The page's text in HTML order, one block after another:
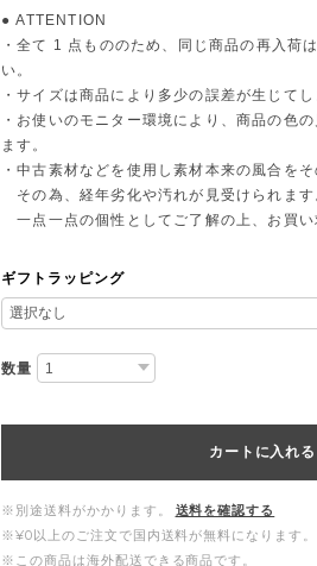
● ATTENTION
・全て 1 点もののため、同じ商品の再入荷
い。
・サイズは商品により多少の誤差が生じて
・お使いのモニター環境により、商品の色
ます。
・中古素材などを使用し素材本来の風合を
その為、経年劣化や汚れが見受けられます
一点一点の個性としてご了解の上、お買い
ギフトラッピング
数量
カートに入れる
※別途送料がかかります。
送料を確認する
※¥0以上のご注文で国内送料が無料になります。
※この商品は海外配送できる商品です。